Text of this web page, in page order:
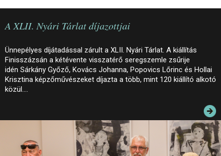
PROGRAMOK
KIÁLLÍTÁSOK
AZ ÉPÜLET
INFORMÁCIÓK
KONFERENCIA
ELÉRHETŐSÉG
PALOTASÉTÁK ÉS VEZETÉSEK
A XLII. Nyári Tárlat díjazottjai
Ünnepélyes díjátadással zárult a XLII. Nyári Tárlat. A kiállítás
Finisszázsán a kétévente visszatérő seregszemle zsűrije
idén Sárkány Győző, Kovács Johanna, Popovics Lőrinc és Hollai
Krisztina képzőművészeket díjazta a több, mint 120 kiállító alkotó
közül.…